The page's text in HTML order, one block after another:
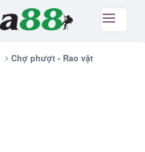
Chợ phượt - Rao vặt